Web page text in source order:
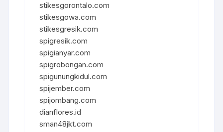
stikesgorontalo.com
stikesgowa.com
stikesgresik.com
spigresik.com
spigianyar.com
spigrobongan.com
spigunungkidul.com
spijember.com
spijombang.com
dianflores.id
sman48jkt.com